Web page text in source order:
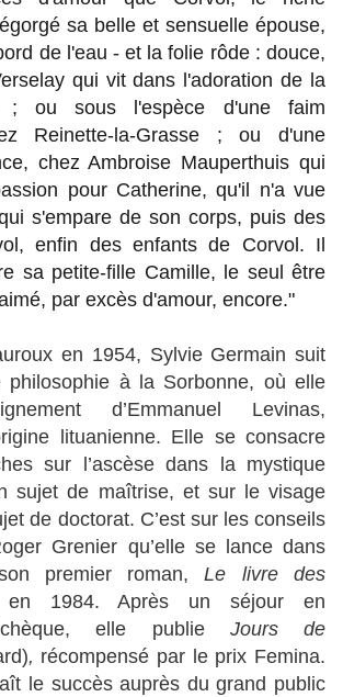
sa belle et sensuelle épouse,
de l'eau - et la folie rôde : douce,
qui vit dans l'adoration de la
; ou sous l'espèce d'une faim
Reinette-la-Grasse ; ou d'une
chez Ambroise Mauperthuis qui
pour Catherine, qu'il n'a vue
s'empare de son corps, puis des
enfin des enfants de Corvol. Il
sa petite-fille Camille, le seul être
par excès d'amour, encore."
en 1954, Sylvie Germain suit
philosophie à la Sorbonne, où elle
d’Emmanuel Levinas,
lituanienne. Elle se consacre
sur l’ascèse dans la mystique
sujet de maîtrise, et sur le visage
de doctorat. C’est sur les conseils
Grenier qu’elle se lance dans
son premier roman,Le livre des
en 1984. Après un séjour en
elle publie Jours de
, récompensé par le prix Femina.
le succès auprès du grand public